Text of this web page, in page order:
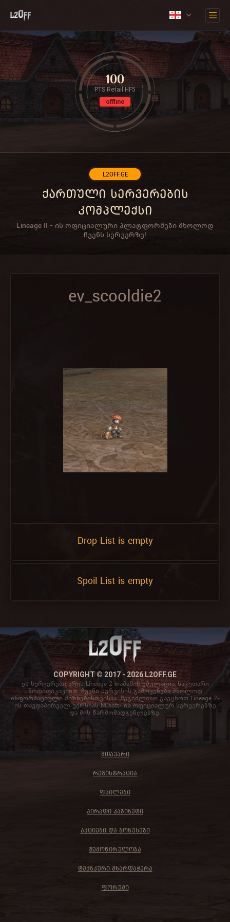
L2OFF.GE
ქართული სერვერების
კომპლექსი
Lineage II - ის ოფიციალური პლატფორმები მხოლოდ
ჩვენს სერვერზე!
100
PTS Retail HF5
offline
ev_scooldie2
Drop List is empty
Spoil List is empty
COPYRIGHT © 2017 - 2026 L2OFF.GE
ეს სერვერები არის Lineage 2 თამაშის ემულაცია, საკუთარი
მოდიფიკაციით. ჩვენი სერვისის გამოყენება მხოლოდ
ინფორმაციული მიზნებისთვისაა. შეგიძლიათ გაეცნოთ Lineage 2-
ის თავდაპირველ ვერსიას NCsoft- ის ოფიციალურ სერვერებზე
და მის წარმომადგენლებზე.
ᲛᲗᲐᲕᲐᲠᲘ
ᲠᲔᲒᲘᲡᲢᲠᲐᲪᲘᲐ
ᲤᲐᲘᲚᲔᲑᲘ
ᲞᲘᲠᲐᲓᲘ ᲙᲐᲑᲘᲜᲔᲢᲘ
ᲐᲥᲪᲘᲔᲑᲘ ᲓᲐ ᲑᲝᲜᲣᲡᲔᲑᲘ
ᲨᲔᲛᲝᲬᲘᲠᲣᲚᲝᲑᲐ
ᲢᲔᲥᲜᲙᲣᲠᲘ ᲛᲮᲐᲠᲓᲐᲭᲔᲠᲐ
ᲤᲝᲠᲣᲛᲘ